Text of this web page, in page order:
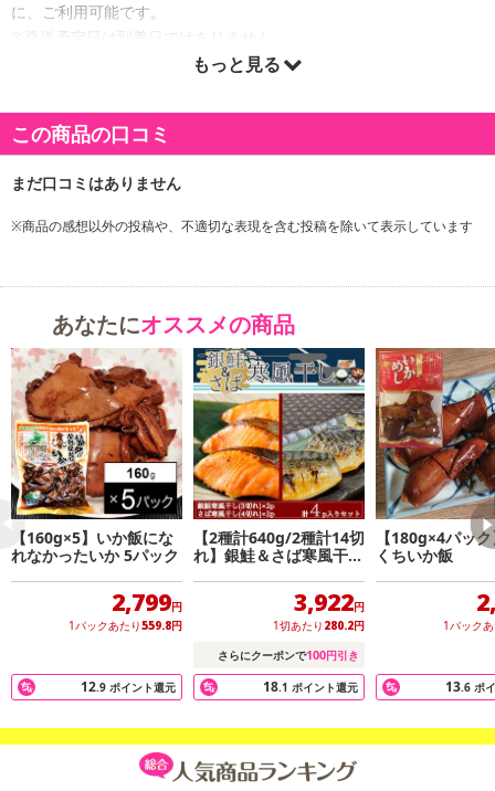
に、ご利用可能です。
※発送予定日は到着日ではありません。
・商品は「産直オンライン」より出荷します。
商品詳細
とらふくを1枚1枚丁寧に盛り付けました。とらふくの上品な味わい
と食感を特製ポン酢でお楽しみください。
もっと見る
この商品の口コミ
※商品の感想以外の投稿や、不適切な表現を含む投稿を除いて表示しています
あなたにオススメの商品
【160g×5】いか飯にな
れなかったいか 5パック
2,799円
1パックあたり559.8円
12.9 ポイント還元
【2種計640g/2種計14切
れ】銀鮭＆さば寒風干し
3,922円
1切あたり 280.2円
さらにクーポンで100円引き
18.1 ポイント還元
【180g×4パッ
くちいか飯
1パック
13.6 ポ